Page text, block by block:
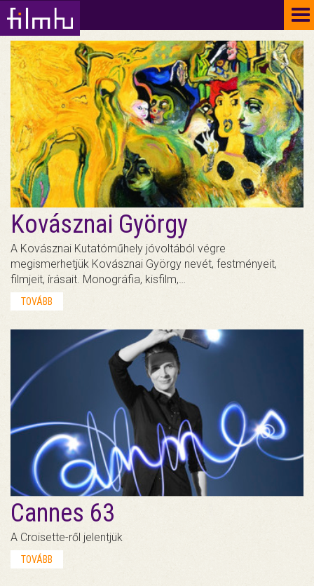
Kovásznai György
A Kovásznai Kutatóműhely jóvoltából végre
megismerhetjük Kovásznai György nevét, festményeit,
filmjeit, írásait. Monográfia, kisfilm,…
TOVÁBB
Cannes 63
A Croisette-ről jelentjük
TOVÁBB